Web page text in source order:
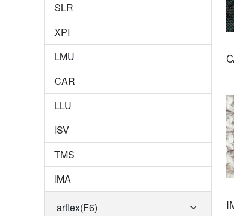
SLR
XPI
LMU
CAR
LLU
ISV
TMS
IMA
arflex(F6)